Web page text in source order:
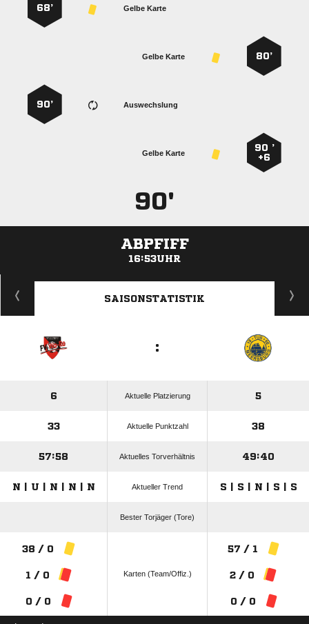
Gelbe Karte
68’
80’
Gelbe Karte
Auswechslung
90’
90 ’
+6
Gelbe Karte
90'
ABPFIFF
16:53UHR
ANZEIGE
SAISONSTATISTIK
:
6 Aktuelle Platzierung 5
33 Aktuelle Punktzahl 38
57:58 Aktuelles Torverhältnis 49:40
N | U | N | N | N Aktueller Trend S | S | N | S | S
Bester Torjäger (Tore)
38 / 0
1 / 0
0 / 0
Karten (Team/Offiz.)
57 / 1
2 / 0
0 / 0